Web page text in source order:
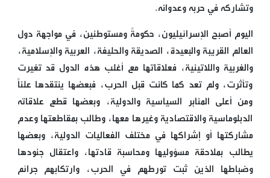
وتشاركه في حربه وعدوانه.
اليوم أصبح الإسرائيليون، حكومةً ومستوطنين، في مواجهة دول
العالم القريبة والبعيدة، الصديقة والحليفة، العربية والإسلامية،
والغربية واللاتينية، فعلاقاتها مع أغلب هذه الدول قد تغيرت
وتأثرت، ولم تعد كما كانت قبل الحرب، فبعضها ينتقدها علناً
ومن أعلى المنابر السياسية والدولية، وبعضها قطع علاقاته
الدبلوماسية والاقتصادية وغيرها معها، وطالب بمقاطعتها وعدم
مشاركتها أو إشراكها في مختلف الفعاليات الدولية، وبعضها
يطالب بملاحقة مسؤوليها ومحاسبة قادتها، واعتقال جنودها
وضباطها الذين ثبت تورطهم في الحرب، وارتكابهم جرائم